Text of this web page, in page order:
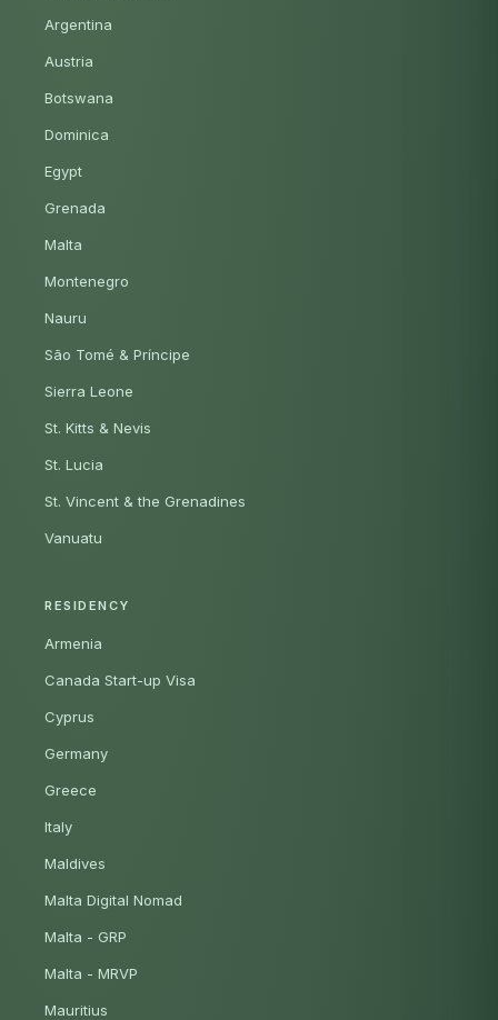
Argentina
Austria
Botswana
Dominica
Egypt
Grenada
Malta
Montenegro
Nauru
São Tomé & Príncipe
Sierra Leone
St. Kitts & Nevis
St. Lucia
St. Vincent & the Grenadines
Vanuatu
RESIDENCY
Armenia
Canada Start-up Visa
Cyprus
Germany
Greece
Italy
Maldives
Malta Digital Nomad
Malta - GRP
Malta - MRVP
Mauritius